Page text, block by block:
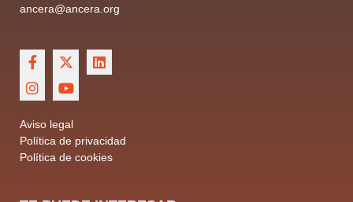
ancera@ancera.org
Aviso legal
Política de privacidad
Política de cookies